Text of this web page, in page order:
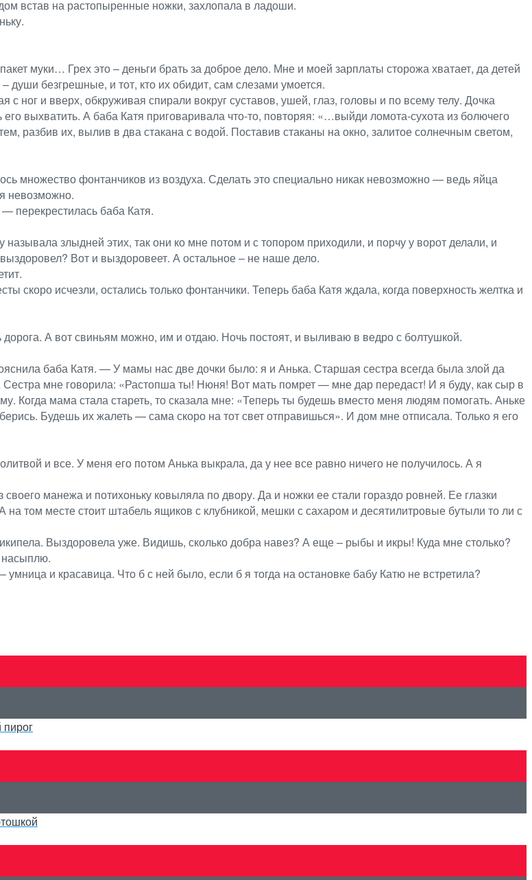
встав на растопыренные ножки, захлопала в ладоши.
муки… Грех это – деньги брать за доброе дело. Мне и моей зарплаты сторожа хватает, да детей
души безгрешные, и тот, кто их обидит, сам слезами умоется.
с ног и вверх, обкруживая спирали вокруг суставов, ушей, глаз, головы и по всему телу. Дочка
выхватить. А баба Катя приговаривала что-то, повторяя: «…выйди ломота-сухота из болючего
разбив их, вылив в два стакана с водой. Поставив стаканы на окно, залитое солнечным светом,
множество фонтанчиков из воздуха. Сделать это специально никак невозможно — ведь яйца
невозможно.
перекрестилась баба Катя.
злыдней этих, так они ко мне потом и с топором приходили, и порчу у ворот делали, и
Вот и выздоровеет. А остальное – не наше дело.
скоро исчезли, остались только фонтанчики. Теперь баба Катя ждала, когда поверхность желтка и
А вот свиньям можно, им и отдаю. Ночь постоят, и выливаю в ведро с болтушкой.
баба Катя. — У мамы нас две дочки было: я и Анька. Старшая сестра всегда была злой да
мне говорила: «Растопша ты! Нюня! Вот мать помрет — мне дар передаст! И я буду, как сыр в
Когда мама стала стареть, то сказала мне: «Теперь ты будешь вместо меня людям помогать. Аньке
Будешь их жалеть — сама скоро на тот свет отправишься». И дом мне отписала. Только я его
и все. У меня его потом Анька выкрала, да у нее все равно ничего не получилось. А я
манежа и потихоньку ковыляла по двору. Да и ножки ее стали гораздо ровней. Ее глазки
том месте стоит штабель ящиков с клубникой, мешки с сахаром и десятилитровые бутыли то ли с
Выздоровела уже. Видишь, сколько добра навез? А еще – рыбы и икры! Куда мне столько?
насыплю.
и красавица. Что б с ней было, если б я тогда на остановке бабу Катю не встретила?